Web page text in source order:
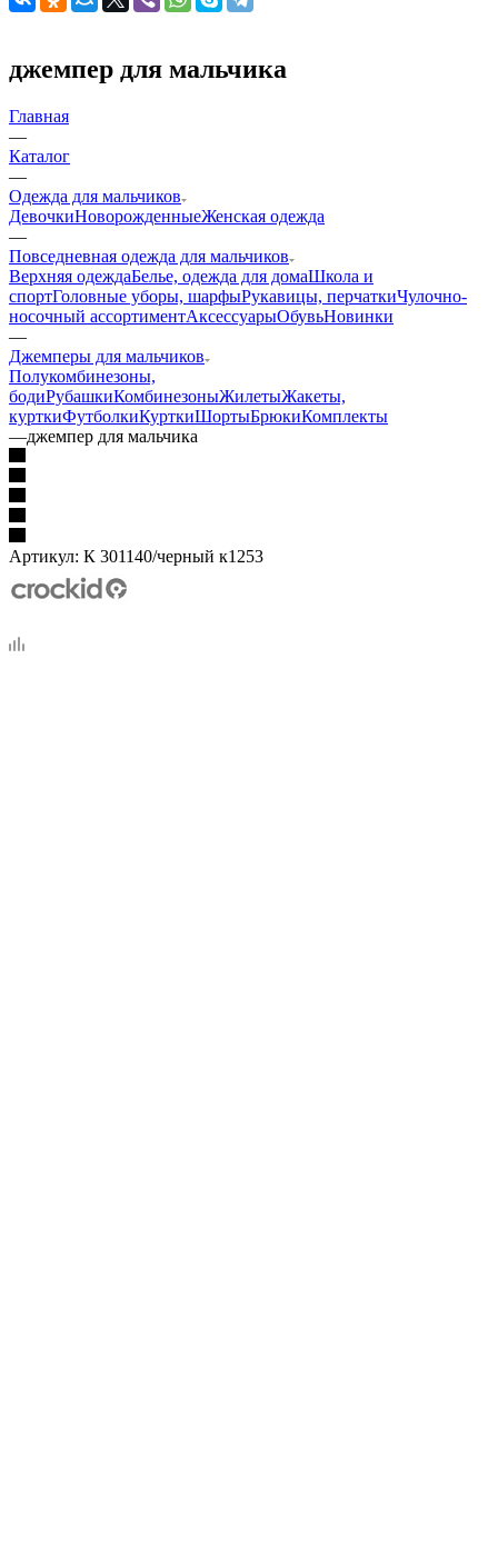
джемпер для мальчика
Главная
—
Каталог
—
Одежда для мальчиков
ДевочкиНоворожденныеЖенская одежда
—
Повседневная одежда для мальчиков
Верхняя одеждаБелье, одежда для домаШкола и
спортГоловные уборы, шарфыРукавицы, перчаткиЧулочно-
носочный ассортиментАксессуарыОбувьНовинки
—
Джемперы для мальчиков
Полукомбинезоны,
бодиРубашкиКомбинезоныЖилетыЖакеты,
курткиФутболкиКурткиШортыБрюкиКомплекты
—джемпер для мальчика
Артикул: К 301140/черный к1253